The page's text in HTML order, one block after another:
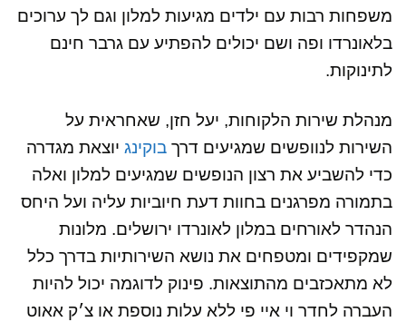
משפחות רבות עם ילדים מגיעות למלון וגם לך ערוכים
בלאונרדו ופה ושם יכולים להפתיע עם גרבר חינם
לתינוקות.
מנהלת שירות הלקוחות, יעל חזן, שאחראית על
השירות לנוופשים שמגיעים דרך בוקינג יוצאת מגדרה
כדי להשביע את רצון הנופשים שמגיעים למלון ואלה
בתמורה מפרגנים בחוות דעת חיוביות עליה ועל היחס
הנהדר לאורחים במלון לאונרדו ירושלים. מלונות
שמקפידים ומטפחים את נושא השירותיות בדרך כלל
לא מתאכזבים מהתוצאות. פינוק לדוגמה יכול להיות
העברה לחדר וי איי פי ללא עלות נוספת או צ׳ק אאוט